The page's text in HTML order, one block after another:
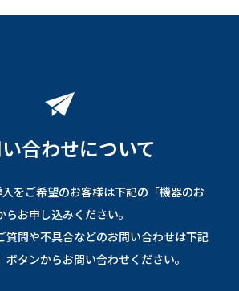
合わせについて
をご希望のお客様は下記の「機器のお
お申し込みください。
質問や不具合などのお問い合わせは下記
タンからお問い合わせください。